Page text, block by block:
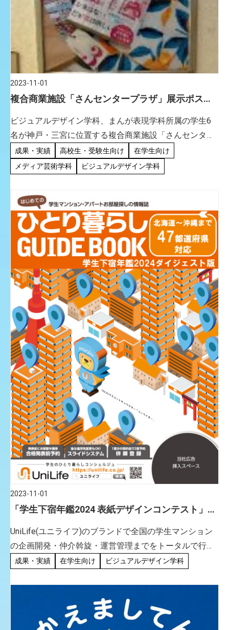
2023-11-01
複合商業施設「さんセンタープラザ」展示ポス
ビジュアルデザイン学科、まんが表現学科所属の学生6
名が神戸・三宮に位置する複合商業施設「さんセンター
プラザ」の通路壁面に展示するポスターデザインを制作
しました。 三宮プラザ名店会との産学連携による当プロ
成果・実績 高校生・受験生向け
在学生向け
メディア芸術学科
ビジュアルデザイン学科
2023-11-01
「学生下宿年鑑2024 表紙デザインコンテスト」で
UniLife(ユニライフ)のブランドで全国の学生マンション
の企画開発・仲介斡旋・運営管理までをトータルで行う
株式会社ジェイ・エス・ビーが主催する「学生下宿年鑑
成果・実績 在学生向け ビジュアルデザイン学科